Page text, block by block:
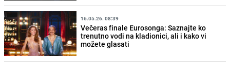
16.05.26. 08:39
Večeras finale Eurosonga: Saznajte ko
trenutno vodi na kladionici, ali i kako vi
možete glasati